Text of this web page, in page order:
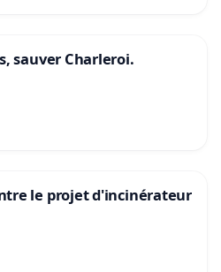
sauver Charleroi.
le projet d'incinérateur